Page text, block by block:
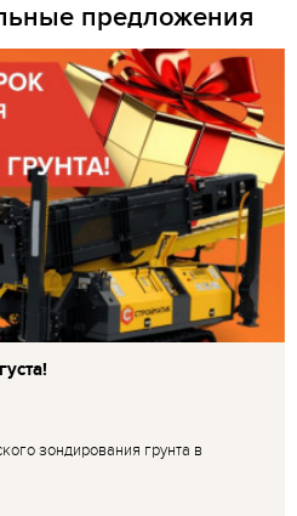
предложения
зондирования грунта в